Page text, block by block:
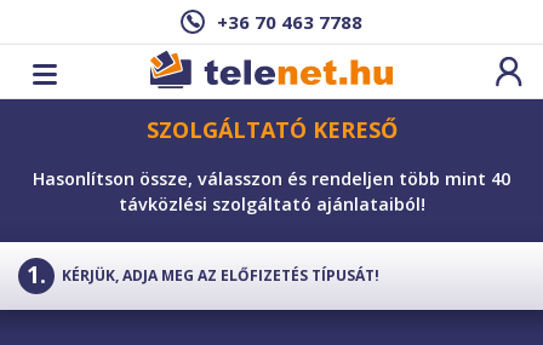
+36 70 463 7788
SZOLGÁLTATÓ KERESŐ
Hasonlítson össze, válasszon és rendeljen több mint 40
távközlési szolgáltató ajánlataiból!
KÉRJÜK, ADJA MEG AZ ELŐFIZETÉS TÍPUSÁT!